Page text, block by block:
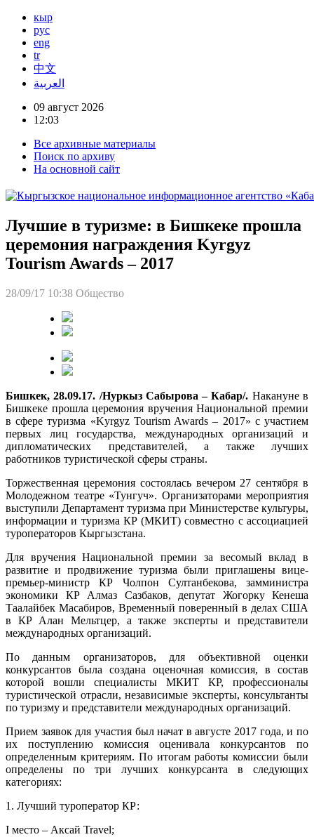
кыр
рус
eng
tr
中文
العربية
09 август 2026
12:03
Все архивные материалы
Поиск по архиву
На основной сайт
Лучшие в туризме: в Бишкеке прошла
церемония награждения Kyrgyz
Tourism Awards – 2017
28/09/17 10:38 Общество
Бишкек, 28.09.17. /Нуркыз Сабырова – Кабар/. Накануне в
Бишкеке прошла церемония вручения Национальной премии
в сфере туризма «Kyrgyz Tourism Awards – 2017» с участием
первых лиц государства, международных организаций и
дипломатических представителей, а также лучших
работников туристической сферы страны.
Торжественная церемония состоялась вечером 27 сентября в
Молодежном театре «Тунгуч». Организаторами мероприятия
выступили Департамент туризма при Министерстве культуры,
информации и туризма КР (МКИТ) совместно с ассоциацией
туроператоров Кыргызстана.
Для вручения Национальной премии за весомый вклад в
развитие и продвижение туризма были приглашены вице-
премьер-министр КР Чолпон Султанбекова, замминистра
экономики КР Алмаз Сазбаков, депутат Жогорку Кенеша
Таалайбек Масабиров, Временный поверенный в делах США
в КР Алан Мельтцер, а также эксперты и представители
международных организаций.
По данным организаторов, для объективной оценки
конкурсантов была создана оценочная комиссия, в состав
которой вошли специалисты МКИТ КР, профессионалы
туристической отрасли, независимые эксперты, консультанты
по туризму и представители международных организаций.
Прием заявок для участия был начат в августе 2017 года, и по
их поступлению комиссия оценивала конкурсантов по
определенным критериям. По итогам работы комиссии были
определены по три лучших конкурсанта в следующих
категориях:
1. Лучший туроператор КР:
I место – Аксай Travel;